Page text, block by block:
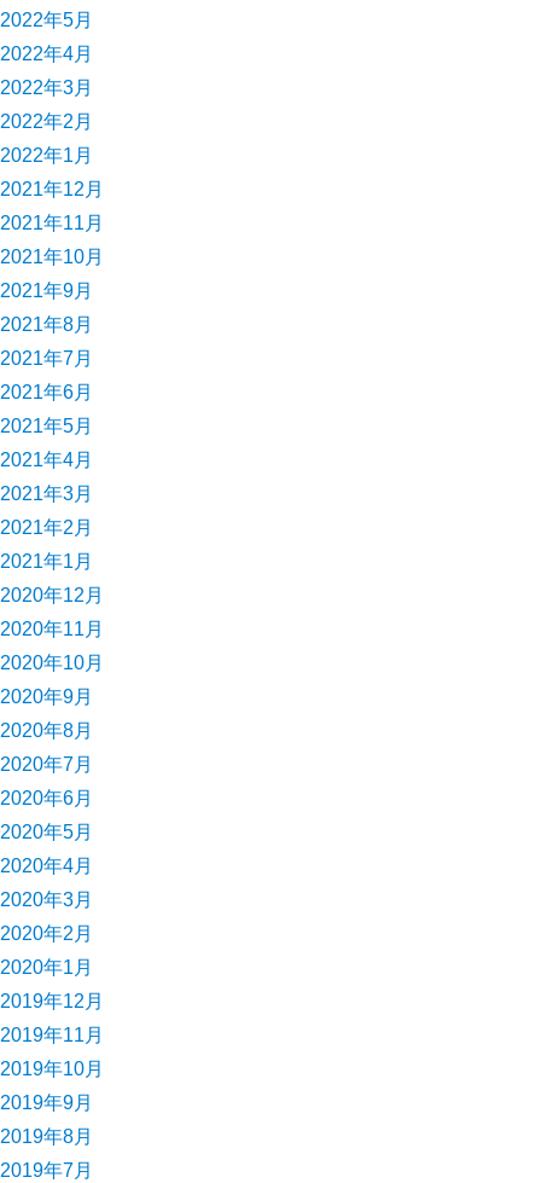
2022年5月
2022年4月
2022年3月
2022年2月
2022年1月
2021年12月
2021年11月
2021年10月
2021年9月
2021年8月
2021年7月
2021年6月
2021年5月
2021年4月
2021年3月
2021年2月
2021年1月
2020年12月
2020年11月
2020年10月
2020年9月
2020年8月
2020年7月
2020年6月
2020年5月
2020年4月
2020年3月
2020年2月
2020年1月
2019年12月
2019年11月
2019年10月
2019年9月
2019年8月
2019年7月